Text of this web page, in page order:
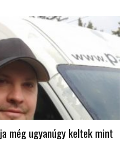
még ugyanúgy keltek mint